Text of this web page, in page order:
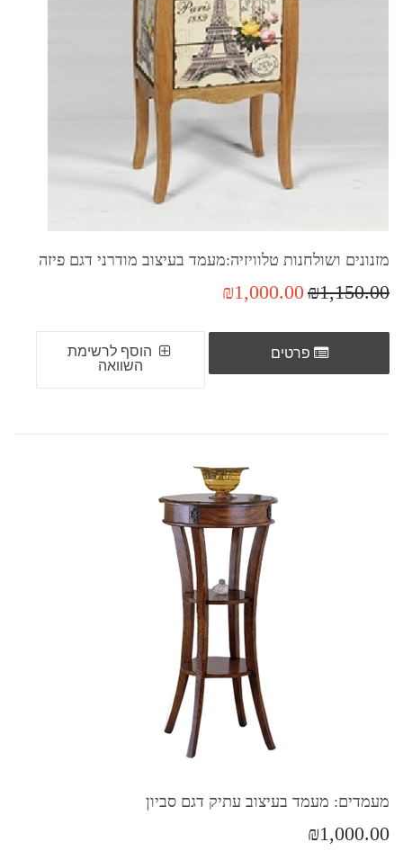
מזנונים ושולחנות טלוויזיה:מעמד בעיצוב מודרני דגם פיזה
₪1,150.00
₪1,000.00
פרטים
הוסף לרשימת
השוואה
מעמדים: מעמד בעיצוב עתיק דגם סביון
₪1,000.00